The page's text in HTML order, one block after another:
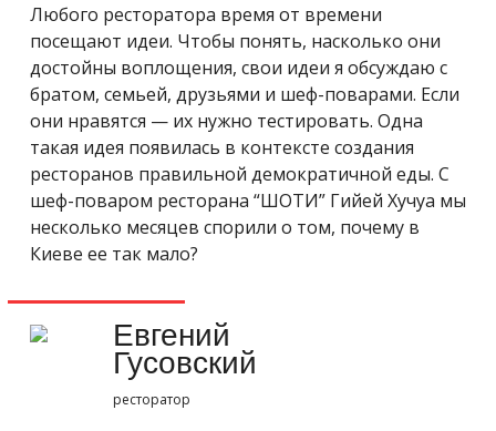
Любого ресторатора время от времени
посещают идеи. Чтобы понять, насколько они
достойны воплощения, свои идеи я обсуждаю с
братом, семьей, друзьями и шеф-поварами. Если
они нравятся — их нужно тестировать. Одна
такая идея появилась в контексте создания
ресторанов правильной демократичной еды. С
шеф-поваром ресторана “ШОТИ” Гийей Хучуа мы
несколько месяцев спорили о том, почему в
Киеве ее так мало?
Евгений
Гусовский
ресторатор